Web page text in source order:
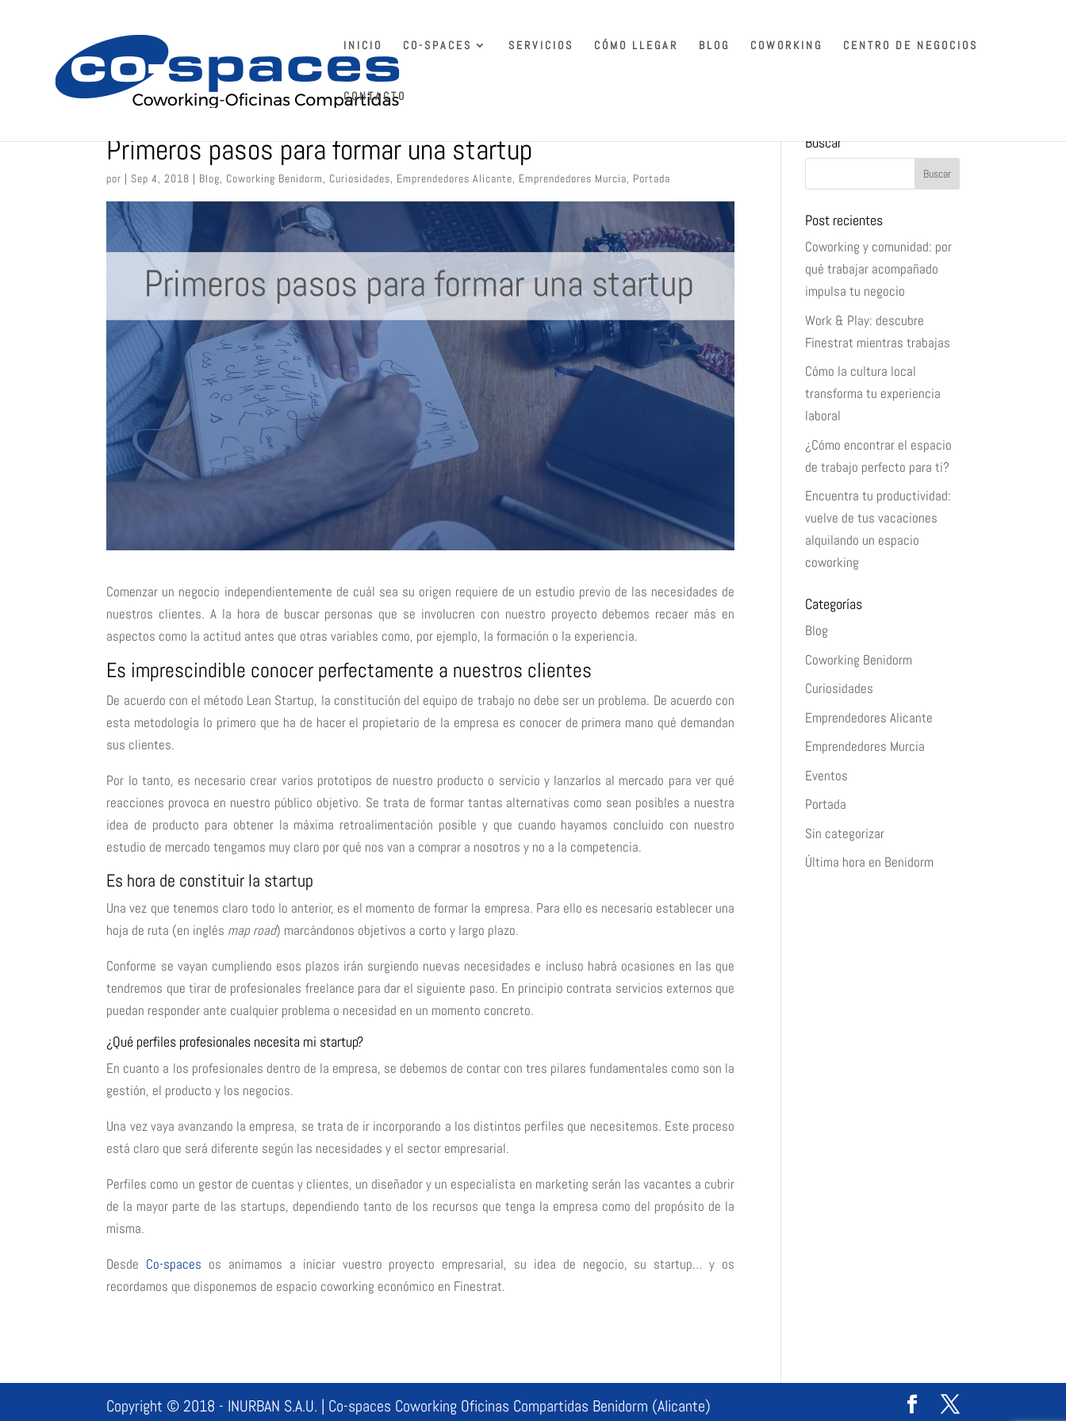
INICIO CO-SPACES SERVICIOS CÓMO LLEGAR BLOG COWORKING CENTRO DE NEGOCIOS
CONTACTO
Primeros pasos para formar una startup
por | Sep 4, 2018 | Blog, Coworking Benidorm, Curiosidades, Emprendedores Alicante, Emprendedores Murcia, Portada
Comenzar un negocio independientemente de cuál sea su origen requiere de un estudio previo de las necesidades de
nuestros clientes. A la hora de buscar personas que se involucren con nuestro proyecto debemos recaer más en
aspectos como la actitud antes que otras variables como, por ejemplo, la formación o la experiencia.
Es imprescindible conocer perfectamente a nuestros clientes
De acuerdo con el método Lean Startup, la constitución del equipo de trabajo no debe ser un problema. De acuerdo con
esta metodología lo primero que ha de hacer el propietario de la empresa es conocer de primera mano qué demandan
sus clientes.
Por lo tanto, es necesario crear varios prototipos de nuestro producto o servicio y lanzarlos al mercado para ver qué
reacciones provoca en nuestro público objetivo. Se trata de formar tantas alternativas como sean posibles a nuestra
idea de producto para obtener la máxima retroalimentación posible y que cuando hayamos concluido con nuestro
estudio de mercado tengamos muy claro por qué nos van a comprar a nosotros y no a la competencia.
Es hora de constituir la startup
Una vez que tenemos claro todo lo anterior, es el momento de formar la empresa. Para ello es necesario establecer una
hoja de ruta (en inglés map road) marcándonos objetivos a corto y largo plazo.
Conforme se vayan cumpliendo esos plazos irán surgiendo nuevas necesidades e incluso habrá ocasiones en las que
tendremos que tirar de profesionales freelance para dar el siguiente paso. En principio contrata servicios externos que
puedan responder ante cualquier problema o necesidad en un momento concreto.
¿Qué perfiles profesionales necesita mi startup?
En cuanto a los profesionales dentro de la empresa, se debemos de contar con tres pilares fundamentales como son la
gestión, el producto y los negocios.
Una vez vaya avanzando la empresa, se trata de ir incorporando a los distintos perfiles que necesitemos. Este proceso
está claro que será diferente según las necesidades y el sector empresarial.
Perfiles como un gestor de cuentas y clientes, un diseñador y un especialista en marketing serán las vacantes a cubrir
de la mayor parte de las startups, dependiendo tanto de los recursos que tenga la empresa como del propósito de la
misma.
Desde Co-spaces os animamos a iniciar vuestro proyecto empresarial, su idea de negocio, su startup… y os
recordamos que disponemos de espacio coworking económico en Finestrat.
Buscar
Post recientes
Coworking y comunidad: por
qué trabajar acompañado
impulsa tu negocio
Work & Play: descubre
Finestrat mientras trabajas
Cómo la cultura local
transforma tu experiencia
laboral
¿Cómo encontrar el espacio
de trabajo perfecto para ti?
Encuentra tu productividad:
vuelve de tus vacaciones
alquilando un espacio
coworking
Categorías
Blog
Coworking Benidorm
Curiosidades
Emprendedores Alicante
Emprendedores Murcia
Eventos
Portada
Sin categorizar
Última hora en Benidorm
Copyright © 2018 - INURBAN S.A.U. | Co-spaces Coworking Oficinas Compartidas Benidorm (Alicante)